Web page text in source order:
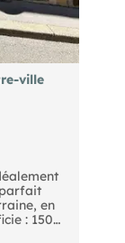
ville
parfait
en
: 150m²